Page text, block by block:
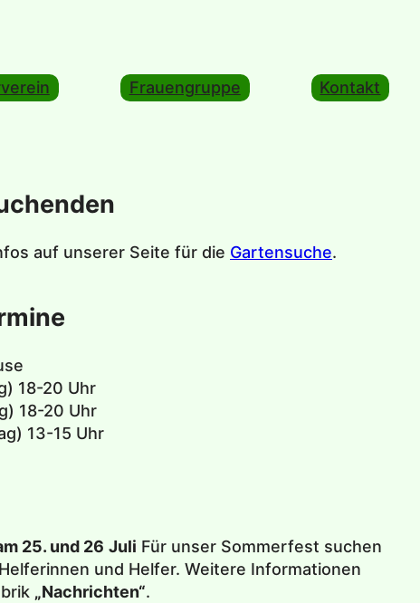
Frauengruppe Kontakt
auf unserer Seite für die Gartensuche.
18-20 Uhr
18-20 Uhr
13-15 Uhr
25. und 26 Juli Für unser Sommerfest suchen
und Helfer. Weitere Informationen
„Nachrichten“.